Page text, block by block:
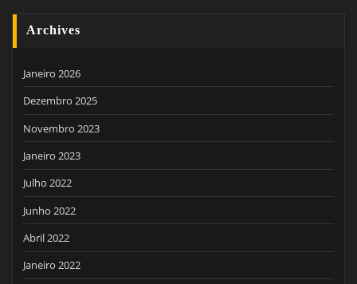
Archives
Janeiro 2026
Dezembro 2025
Novembro 2023
Janeiro 2023
Julho 2022
Junho 2022
Abril 2022
Janeiro 2022